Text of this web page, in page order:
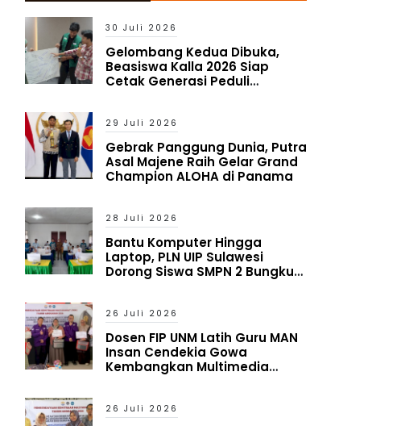
30 Juli 2026
Gelombang Kedua Dibuka,
Beasiswa Kalla 2026 Siap
Cetak Generasi Peduli
29 Juli 2026
Gebrak Panggung Dunia, Putra
Asal Majene Raih Gelar Grand
Champion ALOHA di Panama
28 Juli 2026
Bantu Komputer Hingga
Laptop, PLN UIP Sulawesi
Dorong Siswa SMPN 2 Bungku
26 Juli 2026
Dosen FIP UNM Latih Guru MAN
Insan Cendekia Gowa
Kembangkan Multimedia
26 Juli 2026